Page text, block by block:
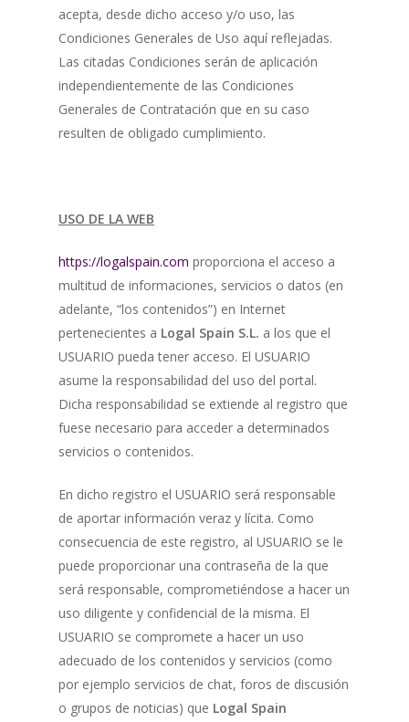
acepta, desde dicho acceso y/o uso, las
Condiciones Generales de Uso aquí reflejadas.
Las citadas Condiciones serán de aplicación
independientemente de las Condiciones
Generales de Contratación que en su caso
resulten de obligado cumplimiento.
USO DE LA WEB
https://logalspain.com proporciona el acceso a
multitud de informaciones, servicios o datos (en
adelante, “los contenidos”) en Internet
pertenecientes a Logal Spain S.L. a los que el
USUARIO pueda tener acceso. El USUARIO
asume la responsabilidad del uso del portal.
Dicha responsabilidad se extiende al registro que
fuese necesario para acceder a determinados
servicios o contenidos.
En dicho registro el USUARIO será responsable
de aportar información veraz y lícita. Como
consecuencia de este registro, al USUARIO se le
puede proporcionar una contraseña de la que
será responsable, comprometiéndose a hacer un
uso diligente y confidencial de la misma. El
USUARIO se compromete a hacer un uso
adecuado de los contenidos y servicios (como
por ejemplo servicios de chat, foros de discusión
o grupos de noticias) que Logal Spain